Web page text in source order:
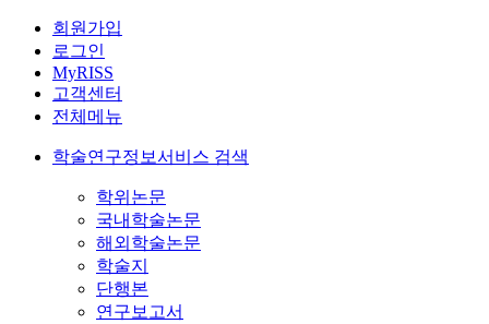
회원가입
로그인
MyRISS
고객센터
전체메뉴
학술연구정보서비스 검색
학위논문
국내학술논문
해외학술논문
학술지
단행본
연구보고서